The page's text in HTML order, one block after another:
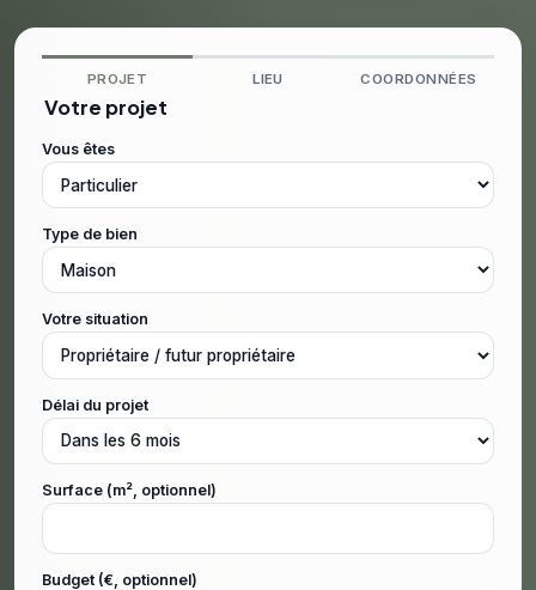
PROJET LIEU COORDONNÉES
Votre projet
Vous êtes
Type de bien
Votre situation
Délai du projet
Surface (m², optionnel)
Budget (€, optionnel)